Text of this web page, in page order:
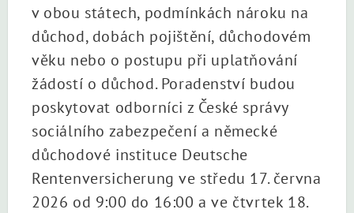
v obou státech, podmínkách nároku na
důchod, dobách pojištění, důchodovém
věku nebo o postupu při uplatňování
žádostí o důchod. Poradenství budou
poskytovat odborníci z České správy
sociálního zabezpečení a německé
důchodové instituce Deutsche
Rentenversicherung ve středu 17. června
2026 od 9:00 do 16:00 a ve čtvrtek 18.